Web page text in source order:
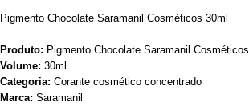
Pigmento Chocolate Saramanil Cosméticos 30ml
Produto: Pigmento Chocolate Saramanil Cosméticos
Volume: 30ml
Categoria: Corante cosmético concentrado
Marca: Saramanil